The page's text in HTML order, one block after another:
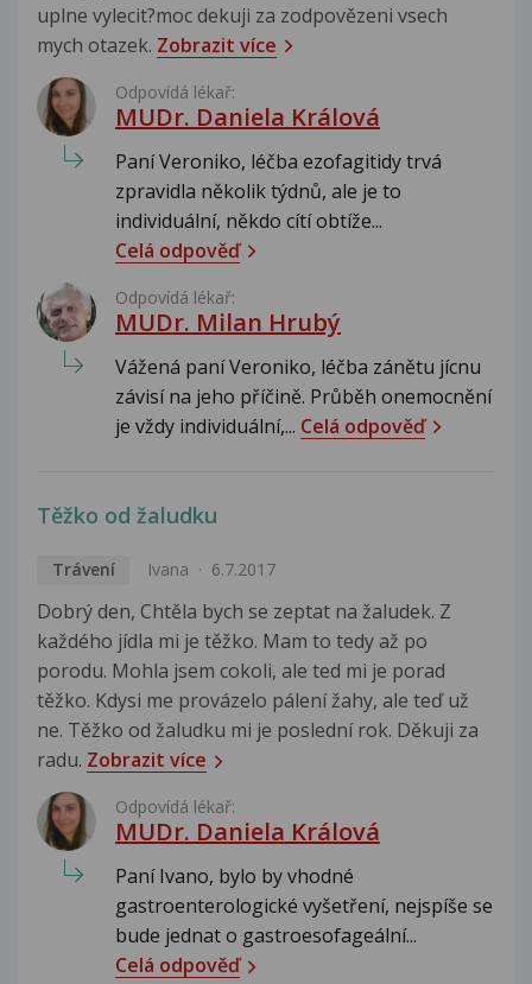
uplne vylecit?moc dekuji za zodpovězeni vsech
mych otazek. Zobrazit více
Odpovídá lékař:
MUDr. Daniela Králová
Paní Veroniko, léčba ezofagitidy trvá
zpravidla několik týdnů, ale je to
individuální, někdo cítí obtíže...
Celá odpověď
Odpovídá lékař:
MUDr. Milan Hrubý
Vážená paní Veroniko, léčba zánětu jícnu
závisí na jeho příčině. Průběh onemocnění
je vždy individuální,... Celá odpověď
Těžko od žaludku
Trávení Ivana 6.7.2017
Dobrý den, Chtěla bych se zeptat na žaludek. Z
každého jídla mi je těžko. Mam to tedy až po
porodu. Mohla jsem cokoli, ale ted mi je porad
těžko. Kdysi me provázelo pálení žahy, ale teď už
ne. Těžko od žaludku mi je poslední rok. Děkuji za
radu. Zobrazit více
Odpovídá lékař:
MUDr. Daniela Králová
Paní Ivano, bylo by vhodné
gastroenterologické vyšetření, nejspíše se
bude jednat o gastroesofageální...
Celá odpověď